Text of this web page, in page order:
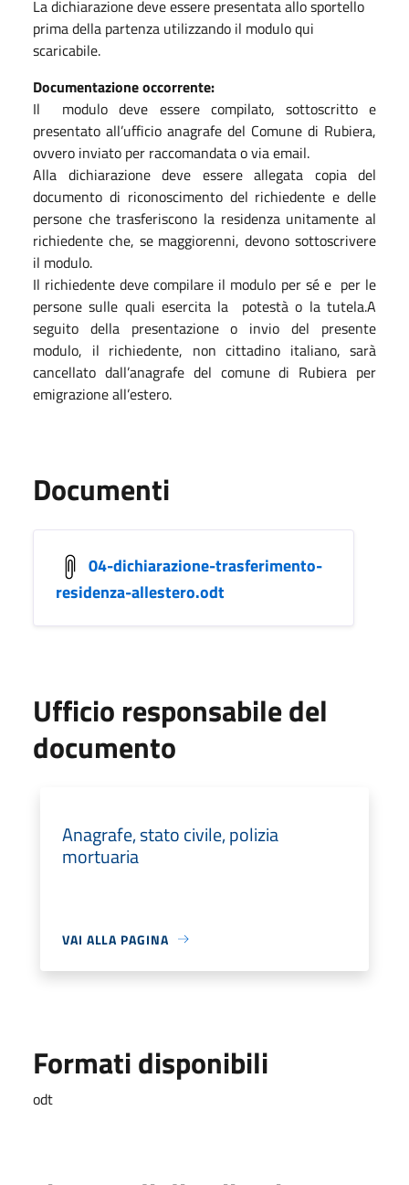
La dichiarazione deve essere presentata allo sportello
prima della partenza utilizzando il modulo qui
scaricabile.
Documentazione occorrente:
Il modulo deve essere compilato, sottoscritto e
presentato all’ufficio anagrafe del Comune di Rubiera,
ovvero inviato per raccomandata o via email.
Alla dichiarazione deve essere allegata copia del
documento di riconoscimento del richiedente e delle
persone che trasferiscono la residenza unitamente al
richiedente che, se maggiorenni, devono sottoscrivere
il modulo.
Il richiedente deve compilare il modulo per sé e per le
persone sulle quali esercita la potestà o la tutela.A
seguito della presentazione o invio del presente
modulo, il richiedente, non cittadino italiano, sarà
cancellato dall’anagrafe del comune di Rubiera per
emigrazione all’estero.
Documenti
04-dichiarazione-trasferimento-
residenza-allestero.odt
Ufficio responsabile del
documento
Anagrafe, stato civile, polizia
mortuaria
VAI ALLA PAGINA
Formati disponibili
odt